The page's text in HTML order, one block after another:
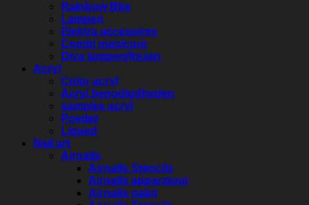
Rainbow Bits
Lampen
Elektra accesoires
Combi manicure
Diva lampen/frezen
Acryl
Color acryl
Acryl benodigdheden
samples acryl
Poeder
Liqued
Nail art
Airnails
Airnails Stencils
Airnails apparatuur
Airnails paint